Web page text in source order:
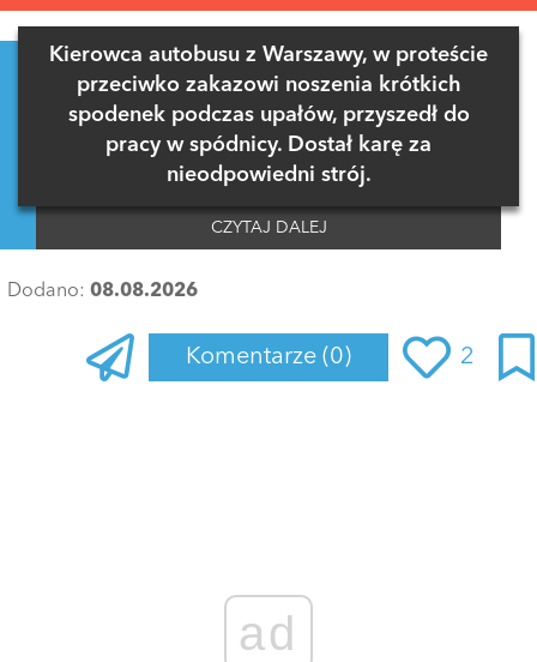
Kierowca autobusu z Warszawy, w proteście
przeciwko zakazowi noszenia krótkich
spodenek podczas upałów, przyszedł do
pracy w spódnicy. Dostał karę za
nieodpowiedni strój.
CZYTAJ DALEJ
Dodano: 08.08.2026
Komentarze (0) 2
ad